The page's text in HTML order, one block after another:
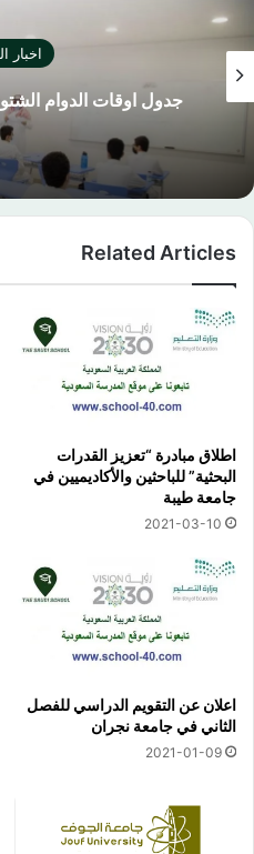
اخبار
جدول اوقات الدوام الشتوي
Related Articles
اطلاق مبادرة “تعزيز القدرات
البحثية” للباحثين والأكاديميين في
جامعة طيبة
2021-03-10
اعلان عن التقويم الدراسي للفصل
الثاني في جامعة نجران
2021-01-09